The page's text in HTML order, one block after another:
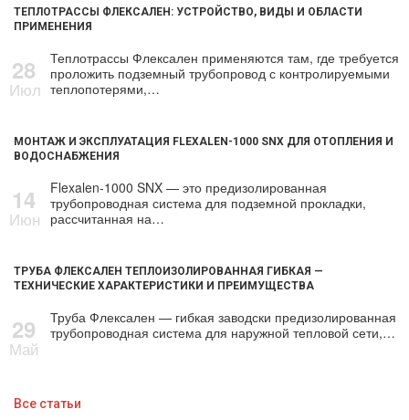
ТЕПЛОТРАССЫ ФЛЕКСАЛЕН: УСТРОЙСТВО, ВИДЫ И ОБЛАСТИ
ПРИМЕНЕНИЯ
28
Июл
Теплотрассы Флексален применяются там, где требуется
проложить подземный трубопровод с контролируемыми
теплопотерями,…
МОНТАЖ И ЭКСПЛУАТАЦИЯ FLEXALEN-1000 SNX ДЛЯ ОТОПЛЕНИЯ И
ВОДОСНАБЖЕНИЯ
14
Июн
Flexalen-1000 SNX — это предизолированная
трубопроводная система для подземной прокладки,
рассчитанная на…
ТРУБА ФЛЕКСАЛЕН ТЕПЛОИЗОЛИРОВАННАЯ ГИБКАЯ —
ТЕХНИЧЕСКИЕ ХАРАКТЕРИСТИКИ И ПРЕИМУЩЕСТВА
29
Май
Труба Флексален — гибкая заводски предизолированная
трубопроводная система для наружной тепловой сети,…
Все статьи